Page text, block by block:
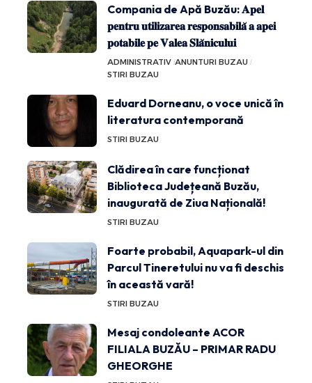
Compania de Apă Buzău: 𝐀𝐩𝐞𝐥
𝐩𝐞𝐧𝐭𝐫𝐮 𝐮𝐭𝐢𝐥𝐢𝐳𝐚𝐫𝐞𝐚 𝐫𝐞𝐬𝐩𝐨𝐧𝐬𝐚𝐛𝐢𝐥𝐚̆ 𝐚 𝐚𝐩𝐞𝐢
𝐩𝐨𝐭𝐚𝐛𝐢𝐥𝐞 𝐩𝐞 𝐕𝐚𝐥𝐞𝐚 𝐒𝐥𝐚̆𝐧𝐢𝐜𝐮𝐥𝐮𝐢
ADMINISTRATIV ANUNTURI BUZAU
STIRI BUZAU
Eduard Dorneanu, o voce unică în
literatura contemporană
STIRI BUZAU
Clădirea în care funcționat
Biblioteca Județeană Buzău,
inaugurată de Ziua Națională!
STIRI BUZAU
Foarte probabil, Aquapark-ul din
Parcul Tineretului nu va fi deschis
în această vară!
STIRI BUZAU
Mesaj condoleante ACOR
FILIALA BUZĂU – PRIMAR RADU
GHEORGHE